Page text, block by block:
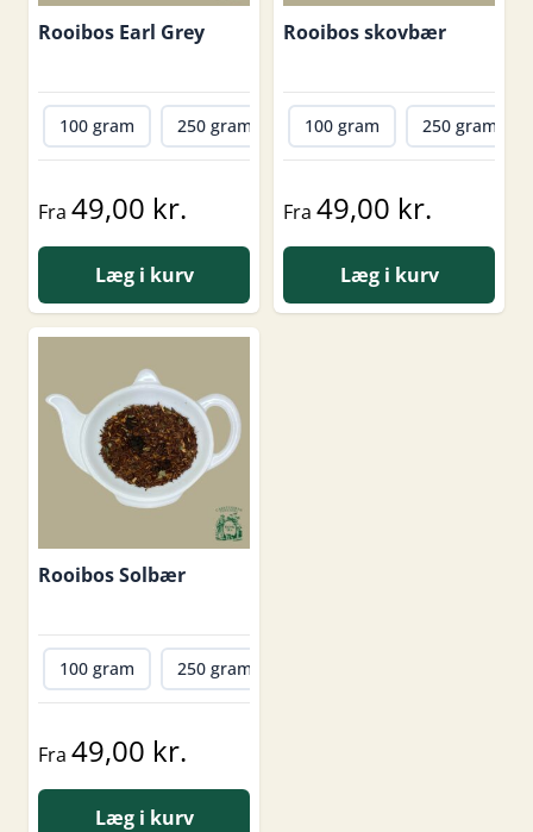
Rooibos Earl Grey
100 gram 250 gram 500 gram 1000 gram
Fra 49,00 kr.
Læg i kurv
Rooibos skovbær
100 gram 250 gram
Fra 49,00 kr.
Læg i kurv
Rooibos Solbær
100 gram 250 gram
Fra 49,00 kr.
Læg i kurv